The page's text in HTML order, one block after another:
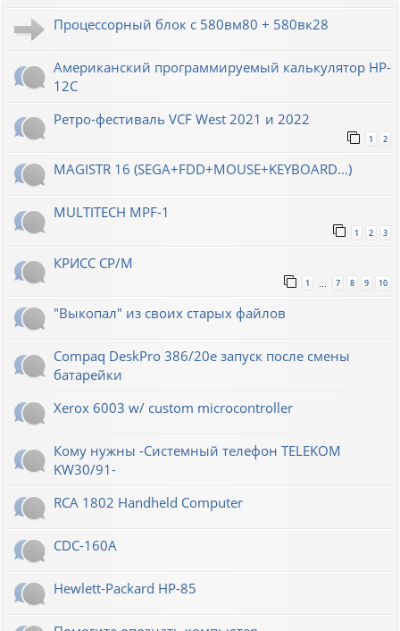
Процессорный блок с 580вм80 + 580вк28
Американский программируемый калькулятор HP-
12C
Ретро-фестиваль VCF West 2021 и 2022
1 2
MAGISTR 16 (SEGA+FDD+MOUSE+KEYBOARD...)
MULTITECH MPF-1
1 2 3
КРИСС CP/M
1 7 8 9 10
"Выкопал" из своих старых файлов
Compaq DeskPro 386/20e запуск после смены
батарейки
Xerox 6003 w/ custom microcontroller
Кому нужны -Системный телефон TELEKOM
KW30/91-
RCA 1802 Handheld Computer
CDC-160A
Hewlett-Packard НР-85